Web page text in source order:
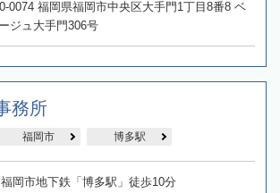
0074 福岡県福岡市中央区大手門1丁目8番8 ベ
ジュ大手門306号
務所
福岡市 博多駅
岡市地下鉄「博多駅」徒歩10分